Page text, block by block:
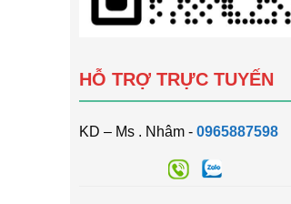
HỖ TRỢ TRỰC TUYẾN
KD – Ms . Nhâm - 0965887598